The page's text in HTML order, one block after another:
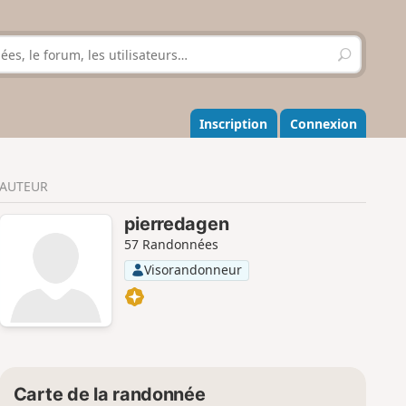
R
e
h
e
r
r
Inscription Connexion
AUTEUR
pierredagen
57 Randonnées
Visorandonneur
Carte de la randonnée